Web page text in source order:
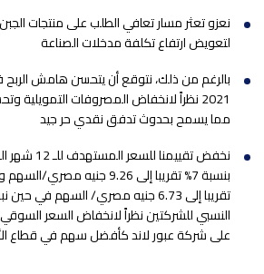
نعزو تعثر مسار تعافي الطلب على منتجات الجبن
لتعويض ارتفاع تكلفة مدخلات الصناعة
بالرغم من ذلك، نتوقع أن يتحسن هامش
2021 نظراً لانخفاض المصروفات التمويلية وتحسن رأس المال العامل
مما يسمح بحدوث تدفق نقدي حر جيد
نخفض
تقريبا إلى 6.73 جنيه مصري/ السهم في
النسبي للشركتين نظراً لانخفاض السعر
على شركة عبور لاند كأفضل سهم في قطاع